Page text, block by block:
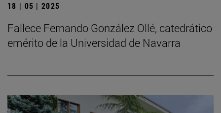
18 | 05 | 2025
Fallece Fernando González Ollé, catedrático
emérito de la Universidad de Navarra